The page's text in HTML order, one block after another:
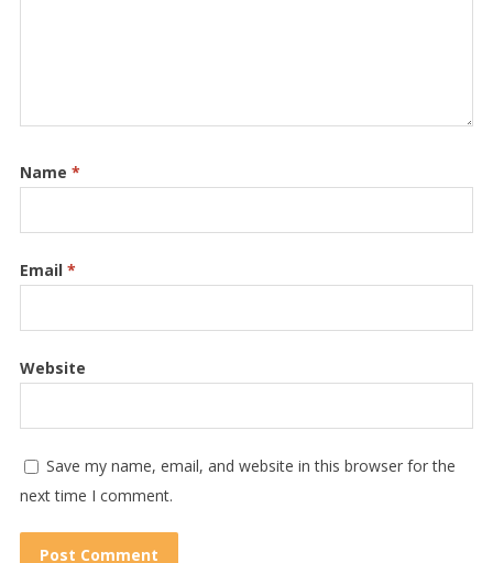
Name *
Email *
Website
Save my name, email, and website in this browser for the
next time I comment.